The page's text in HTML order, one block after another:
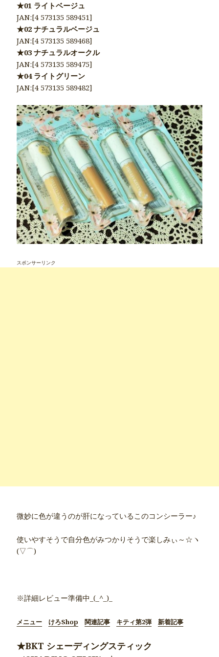
★01 ライトベージュ
JAN:[4 573135 589451]
★02 ナチュラルベージュ
JAN:[4 573135 589468]
★03 ナチュラルオークル
JAN:[4 573135 589475]
★04 ライトグリーン
JAN:[4 573135 589482]
スポンサーリンク
微妙に色が違うのが肝になっているこのコンシーラー♪
使いやすそうで自分色がみつかりそうで楽しみぃ～☆ヽ
(▽⌒)
※詳細レビュー準備中_(_^_)_
メニュー けろShop 関連記事 キティ第2弾 新着記事
★BKT シェーディングスティック